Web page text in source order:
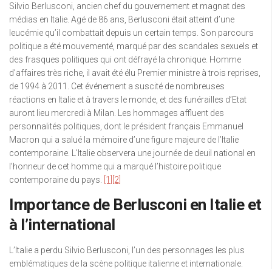
Silvio Berlusconi, ancien chef du gouvernement et magnat des
médias en Italie. Agé de 86 ans, Berlusconi était atteint d’une
leucémie qu’il combattait depuis un certain temps. Son parcours
politique a été mouvementé, marqué par des scandales sexuels et
des frasques politiques qui ont défrayé la chronique. Homme
d’affaires très riche, il avait été élu Premier ministre à trois reprises,
de 1994 à 2011. Cet événement a suscité de nombreuses
réactions en Italie et à travers le monde, et des funérailles d’Etat
auront lieu mercredi à Milan. Les hommages affluent des
personnalités politiques, dont le président français Emmanuel
Macron qui a salué la mémoire d’une figure majeure de l’Italie
contemporaine. L’Italie observera une journée de deuil national en
l’honneur de cet homme qui a marqué l’histoire politique
contemporaine du pays.
[1] [2]
Importance de Berlusconi en Italie et
à l’international
L’Italie a perdu Silvio Berlusconi, l’un des personnages les plus
emblématiques de la scène politique italienne et internationale.